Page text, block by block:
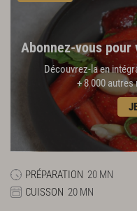
Abonnez-vous
Découvrez-la en
+ 8 000
PRÉPARATION 20 MN
CUISSON 20 MN